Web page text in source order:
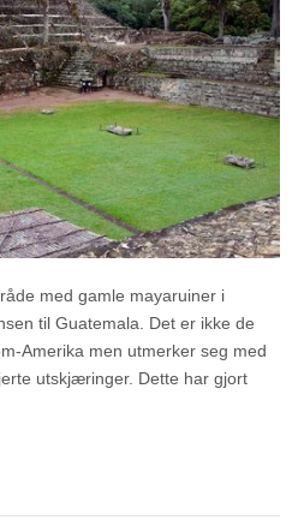
med gamle mayaruiner i
til Guatemala. Det er ikke de
Amerika men utmerker seg med
utskjæringer. Dette har gjort